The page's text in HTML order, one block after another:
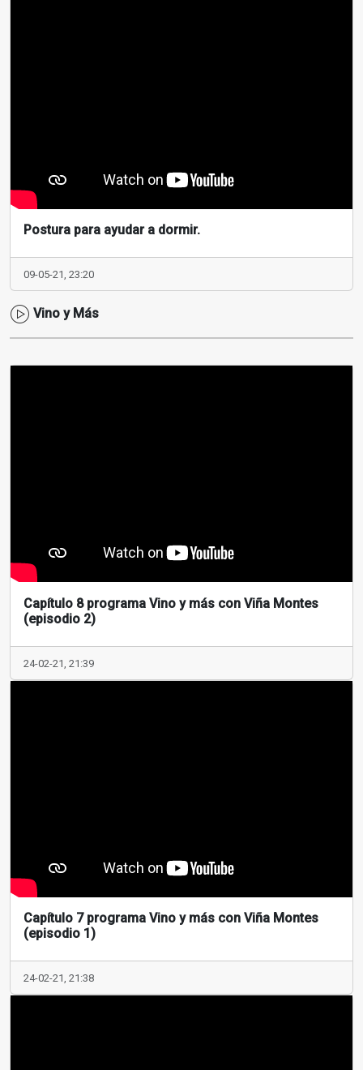
Postura para ayudar a dormir.
09-05-21, 23:20
Vino y Más
Capítulo 8 programa Vino y más con Viña Montes
(episodio 2)
24-02-21, 21:39
Capítulo 7 programa Vino y más con Viña Montes
(episodio 1)
24-02-21, 21:38